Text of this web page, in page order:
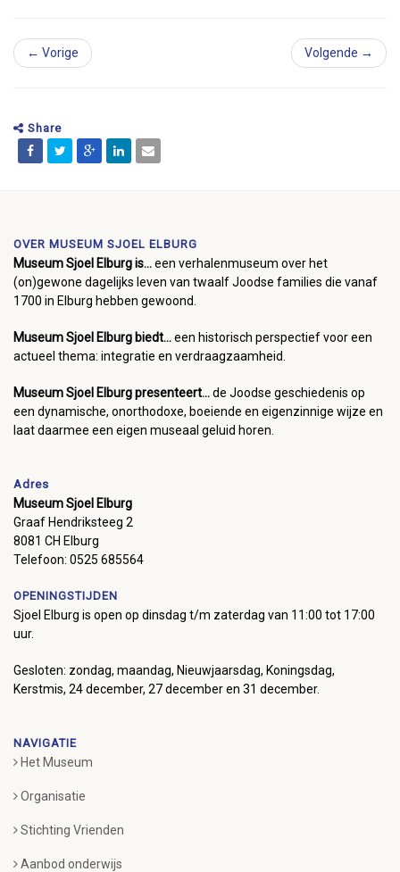
← Vorige Volgende →
Share
OVER MUSEUM SJOEL ELBURG
Museum Sjoel Elburg is...een verhalenmuseum over het
(on)gewone dagelijks leven van twaalf Joodse families die vanaf
1700 in Elburg hebben gewoond.
Museum Sjoel Elburg biedt...een historisch perspectief voor een
actueel thema: integratie en verdraagzaamheid.
Museum Sjoel Elburg presenteert...de Joodse geschiedenis op
een dynamische, onorthodoxe, boeiende en eigenzinnige wijze en
laat daarmee een eigen museaal geluid horen.
Adres
Museum Sjoel Elburg
Graaf Hendriksteeg 2
8081 CH Elburg
Telefoon: 0525 685564
OPENINGSTIJDEN
Sjoel Elburg is open op dinsdag t/m zaterdag van 11:00 tot 17:00
uur.
Gesloten: zondag, maandag, Nieuwjaarsdag, Koningsdag,
Kerstmis, 24 december, 27 december en 31 december.
NAVIGATIE
Het Museum
Organisatie
Stichting Vrienden
Aanbod onderwijs